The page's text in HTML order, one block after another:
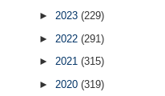
► 2023(229)
► 2022(291)
►2021(315)
►2020(319)